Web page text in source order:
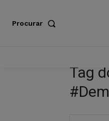
Procurar
Tag